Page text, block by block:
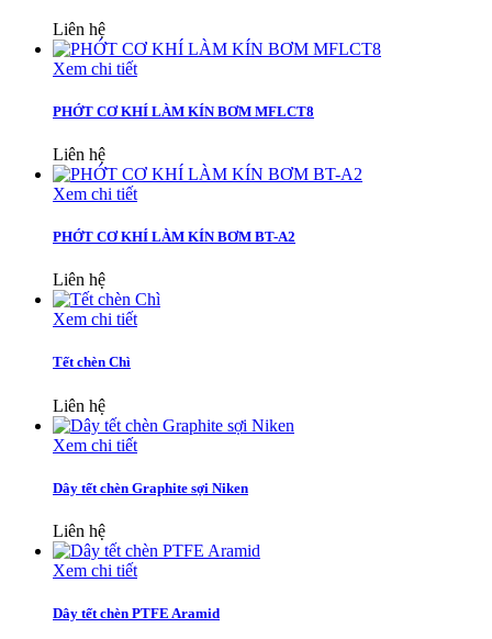
Liên hệ
Xem chi tiết
PHỚT CƠ KHÍ LÀM KÍN BƠM MFLCT8
Liên hệ
Xem chi tiết
PHỚT CƠ KHÍ LÀM KÍN BƠM BT-A2
Liên hệ
Xem chi tiết
Tết chèn Chì
Liên hệ
Xem chi tiết
Dây tết chèn Graphite sợi Niken
Liên hệ
Xem chi tiết
Dây tết chèn PTFE Aramid